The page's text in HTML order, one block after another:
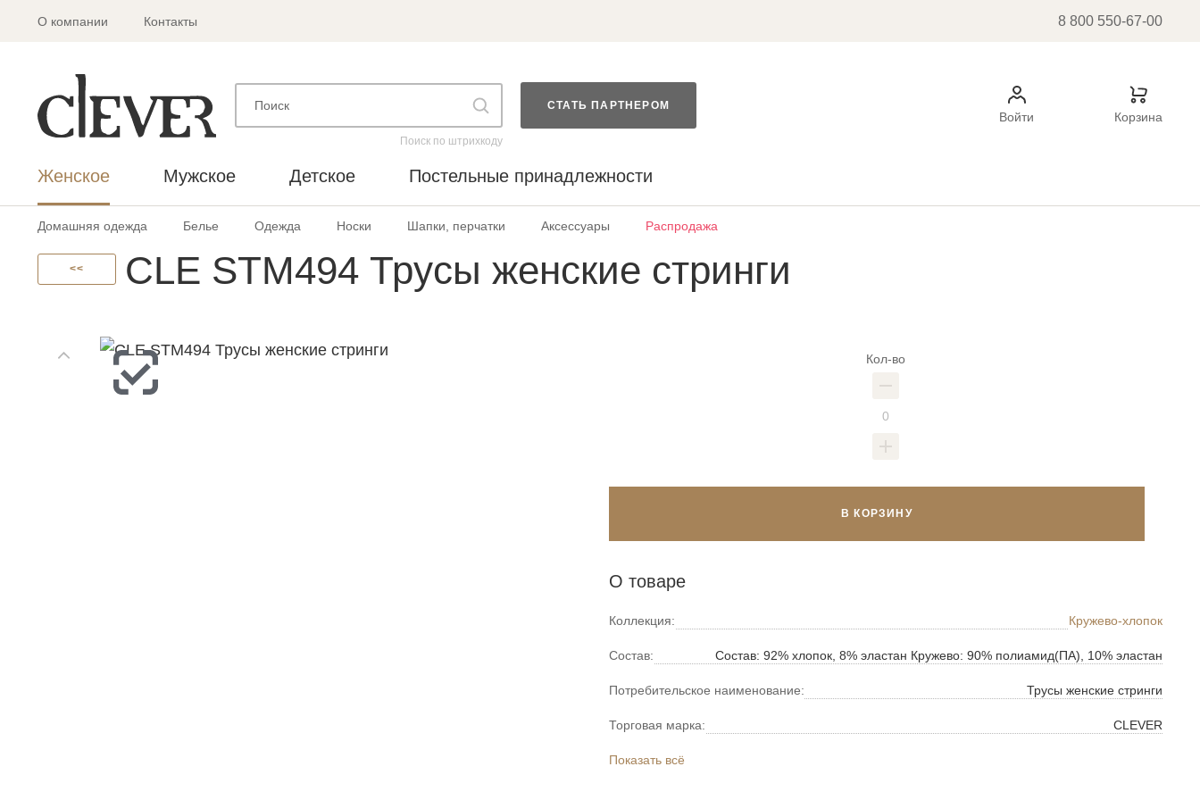
О компании Контакты 8 800 550-67-00
Поиск по штрихкоду
СТАТЬ ПАРТНЕРОМ
Войти Корзина
Женское Мужское Детское Постельные принадлежности
Домашняя одежда Белье Одежда Носки Шапки, перчатки Аксессуары Распродажа
<< CLE STM494 Трусы женские стринги
Кол-во
В КОРЗИНУ
О товаре
Коллекция: Кружево-хлопок
Состав: Состав: 92% хлопок, 8% эластан Кружево: 90% полиамид(ПА), 10% эластан
Потребительское наименование: Трусы женские стринги
Торговая марка: CLEVER
Показать всё